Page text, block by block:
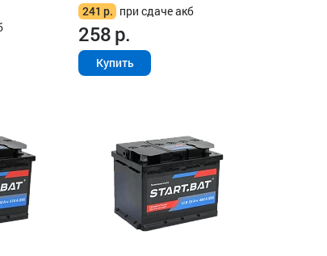
241 р. при сдаче акб
258р.
Купить